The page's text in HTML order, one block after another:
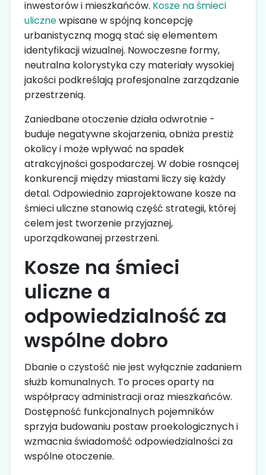
inwestorów i mieszkańców. Kosze na śmieci
ulicznewpisane w spójną koncepcję
urbanistyczną mogą stać się elementem
identyfikacji wizualnej. Nowoczesne formy,
neutralna kolorystyka czy materiały wysokiej
jakości podkreślają profesjonalne zarządzanie
przestrzenią.
Zaniedbane otoczenie działa odwrotnie -
buduje negatywne skojarzenia, obniża prestiż
okolicy i może wpływać na spadek
atrakcyjności gospodarczej. W dobie rosnącej
konkurencji między miastami liczy się każdy
detal. Odpowiednio zaprojektowane kosze na
śmieci uliczne stanowią część strategii, której
celem jest tworzenie przyjaznej,
uporządkowanej przestrzeni.
Kosze na śmieci
uliczne a
odpowiedzialność za
wspólne dobro
Dbanie o czystość nie jest wyłącznie zadaniem
służb komunalnych. To proces oparty na
współpracy administracji oraz mieszkańców.
Dostępność funkcjonalnych pojemników
sprzyja budowaniu postaw proekologicznych i
wzmacnia świadomość odpowiedzialności za
wspólne otoczenie.